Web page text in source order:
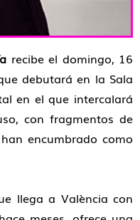
recibe el domingo, 16
debutará en la Sala
en el que intercalará
con fragmentos de
encumbrado como
llega a València con